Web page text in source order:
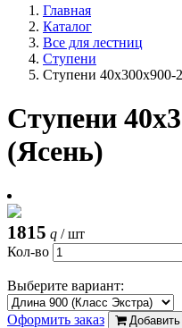
Главная
Каталог
Все для лестниц
Ступени
Ступени 40х300х900-
Ступени
(Ясень)
1815 q / шт
Кол-во
Выберите вариант:
Оформить заказ Добавить